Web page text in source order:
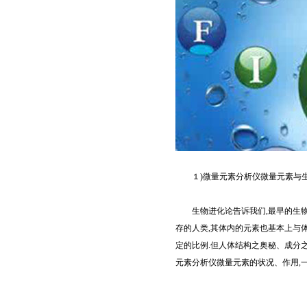
１)微量元素分析仪微量元素与
生物进化论告诉我们,最早的生物
存的人类,其体内的元素也基本上与
定的比例.但人体结构之奥秘、成分
元素分析仪微量元素的状况、作用,